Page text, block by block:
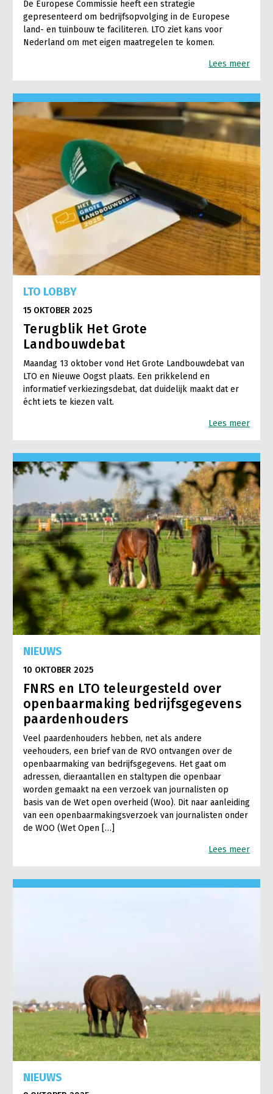
De Europese Commissie heeft een strategie
gepresenteerd om bedrijfsopvolging in de Europese
land- en tuinbouw te faciliteren. LTO ziet kans voor
Nederland om met eigen maatregelen te komen.
Lees meer
LTO LOBBY
15 OKTOBER 2025
Terugblik Het Grote
Landbouwdebat
Maandag 13 oktober vond Het Grote Landbouwdebat van
LTO en Nieuwe Oogst plaats. Een prikkelend en
informatief verkiezingsdebat, dat duidelijk maakt dat er
écht iets te kiezen valt.
Lees meer
NIEUWS
10 OKTOBER 2025
FNRS en LTO teleurgesteld over
openbaarmaking bedrijfsgegevens
paardenhouders
Veel paardenhouders hebben, net als andere
veehouders, een brief van de RVO ontvangen over de
openbaarmaking van bedrijfsgegevens. Het gaat om
adressen, dieraantallen en staltypen die openbaar
worden gemaakt na een verzoek van journalisten op
basis van de Wet open overheid (Woo). Dit naar aanleiding
van een openbaarmakingsverzoek van journalisten onder
de WOO (Wet Open […]
Lees meer
NIEUWS